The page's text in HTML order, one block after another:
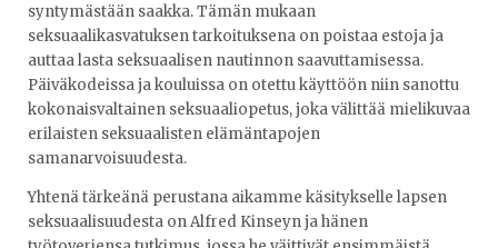
syntymästään saakka. Tämän mukaan
seksuaalikasvatuksen tarkoituksena on poistaa estoja ja
auttaa lasta seksuaalisen nautinnon saavuttamisessa.
Päiväkodeissa ja kouluissa on otettu käyttöön niin sanottu
kokonaisvaltainen seksuaaliopetus, joka välittää mielikuvaa
erilaisten seksuaalisten elämäntapojen
samanarvoisuudesta.
Yhtenä tärkeänä perustana aikamme käsitykselle lapsen
seksuaalisuudesta on Alfred Kinseyn ja hänen